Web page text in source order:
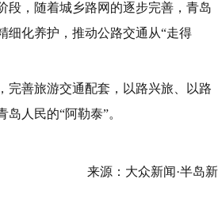
段，随着城乡路网的逐步完善，青岛
细化养护，推动公路交通从“走得
完善旅游交通配套，以路兴旅、以路
人民的“阿勒泰”。
来源：大众新闻·半岛